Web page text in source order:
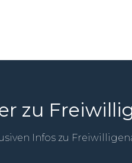
zu
Infos zu